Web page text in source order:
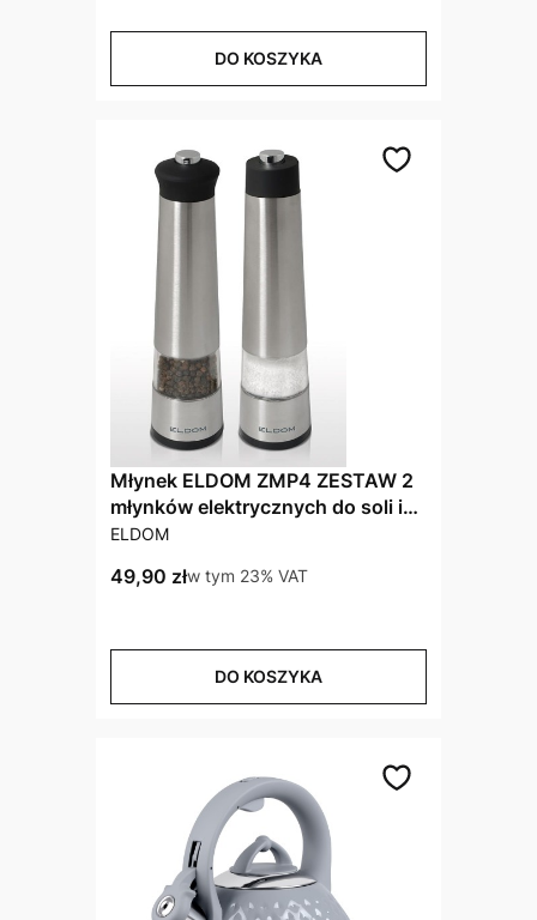
DO KOSZYKA
Młynek ELDOM ZMP4 ZESTAW 2
młynków elektrycznych do soli i
pieprzu
PRODUCENT
ELDOM
Cena brutto
49,90 złw tym %s VAT
w tym 23% VAT
DO KOSZYKA